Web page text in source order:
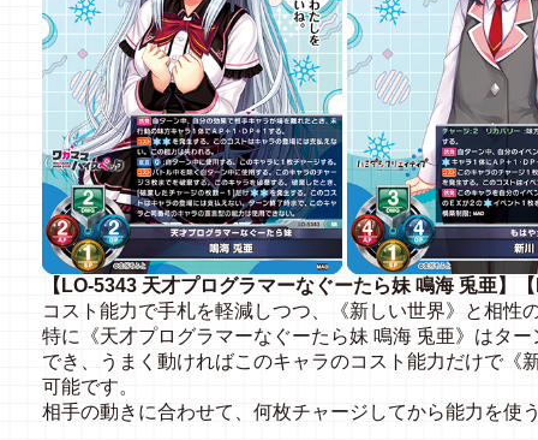
【LO-5343 天才プログラマーなぐーたら妹 鳴海 兎亜】
コスト能力で手札を軽減しつつ、《新しい世界》と相性
特に《天才プログラマーなぐーたら妹 鳴海 兎亜》はタ
でき、うまく動ければこのキャラのコスト能力だけで《
可能です。
相手の動きに合わせて、何枚チャージしてから能力を使